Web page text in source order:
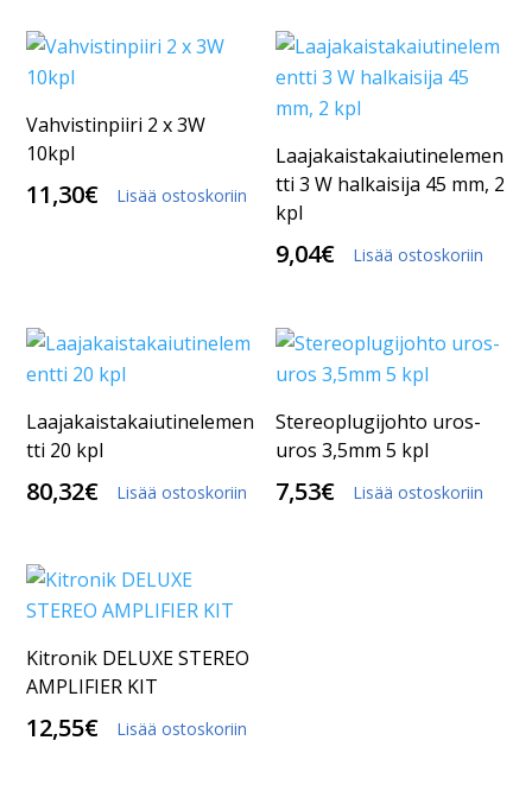
Vahvistinpiiri 2 x 3W
10kpl
11,30€ Lisää ostoskoriin
Laajakaistakaiutinelemen
tti 3 W halkaisija 45 mm, 2
kpl
9,04€ Lisää ostoskoriin
Laajakaistakaiutinelemen
tti 20 kpl
80,32€ Lisää ostoskoriin
Stereoplugijohto uros-
uros 3,5mm 5 kpl
7,53€ Lisää ostoskoriin
Kitronik DELUXE STEREO
AMPLIFIER KIT
12,55€ Lisää ostoskoriin